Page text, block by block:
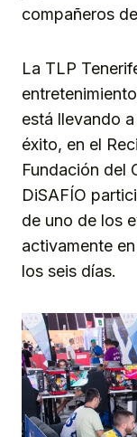
compañeros
La TLP
está llevando
éxito, en el
Fundación del
DiSAFÍO
de uno de los
activamente en
los seis días.